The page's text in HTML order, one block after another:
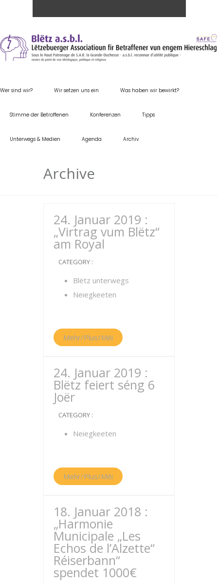
Wer sind wir? Wir setzen uns ein Was haben wir bewirkt?
Stimme der Betroffenen Konferenzen Tipps
Unterwegs & Medien Agenda Archiv
Archive
24. Januar 2019 :
„Virtrag vum Blëtz“
am Royal
CATEGORY :
Blëtz unterwegs
Neiegkeeten
Mehr/Plus/Méi
24. Januar 2019 :
Blëtz feiert séng 6
Joër
CATEGORY :
Neiegkeeten
Mehr/Plus/Méi
18. Januar 2018 :
„Harmonie
Municipale „Les
Echos de l’Alzette“
Réiserbann“
spendet 1000€